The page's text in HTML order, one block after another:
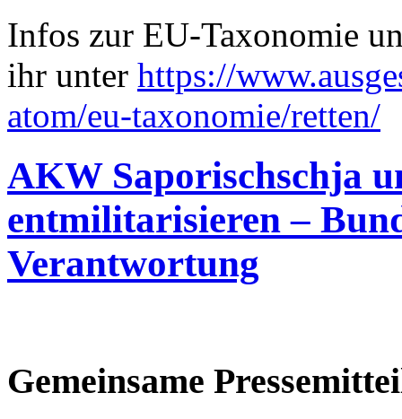
Infos zur EU-Taxonomie
ihr unter https://
atom/eu-taxonomie/retten/
AKW Saporischschja
entmilitarisieren –
Verantwortung
Gemeinsame